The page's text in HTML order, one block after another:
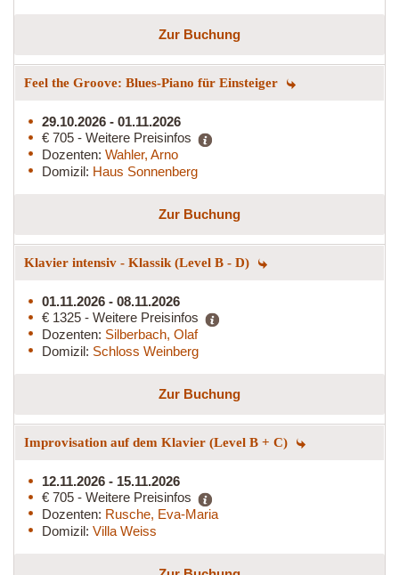
Zur Buchung
Feel the Groove: Blues-Piano für Einsteiger
29.10.2026 - 01.11.2026
€ 705 - Weitere Preisinfos
Dozenten: Wahler, Arno
Domizil: Haus Sonnenberg
Zur Buchung
Klavier intensiv - Klassik (Level B - D)
01.11.2026 - 08.11.2026
€ 1325 - Weitere Preisinfos
Dozenten: Silberbach, Olaf
Domizil: Schloss Weinberg
Zur Buchung
Improvisation auf dem Klavier (Level B + C)
12.11.2026 - 15.11.2026
€ 705 - Weitere Preisinfos
Dozenten: Rusche, Eva-Maria
Domizil: Villa Weiss